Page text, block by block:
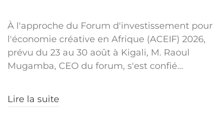
À l'approche du Forum d'investissement pour
l'économie créative en Afrique (ACEIF) 2026,
prévu du 23 au 30 août à Kigali, M. Raoul
Mugamba, CEO du forum, s'est confié...
Lire la suite